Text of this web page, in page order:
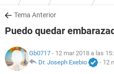
SALUD
NUTRICIÓN
Tema Anterior
Puedo quedar
Gb0717 - 12 mar 2018 a las
Dr. Joseph Exebio
- 12